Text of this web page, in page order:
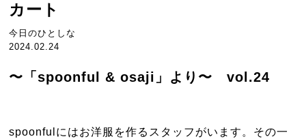
カート
今日のひとしな
2024.02.24
〜「spoonful & osaji」より〜 vol.24
spoonfulにはお洋服を作るスタッフがいます。その一